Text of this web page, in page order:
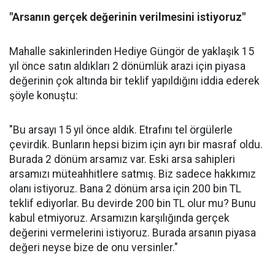
"Arsanın gerçek değerinin verilmesini istiyoruz"
Mahalle sakinlerinden Hediye Güngör de yaklaşık 15
yıl önce satın aldıkları 2 dönümlük arazi için piyasa
değerinin çok altında bir teklif yapıldığını iddia ederek
şöyle konuştu:
"Bu arsayı 15 yıl önce aldık. Etrafını tel örgülerle
çevirdik. Bunların hepsi bizim için ayrı bir masraf oldu.
Burada 2 dönüm arsamız var. Eski arsa sahipleri
arsamızı müteahhitlere satmış. Biz sadece hakkımız
olanı istiyoruz. Bana 2 dönüm arsa için 200 bin TL
teklif ediyorlar. Bu devirde 200 bin TL olur mu? Bunu
kabul etmiyoruz. Arsamızın karşılığında gerçek
değerini vermelerini istiyoruz. Burada arsanın piyasa
değeri neyse bize de onu versinler."